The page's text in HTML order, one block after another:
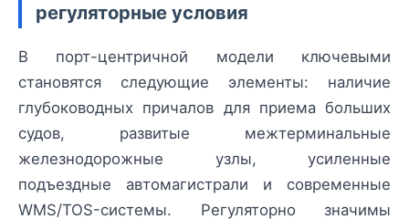
регуляторные условия
В порт-центричной модели ключевыми
становятся следующие элементы: наличие
глубоководных причалов для приема больших
судов, развитые межтерминальные
железнодорожные узлы, усиленные
подъездные автомагистрали и современные
WMS/TOS-системы. Регуляторно значимы